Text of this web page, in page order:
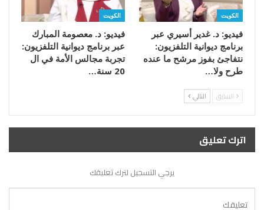
الكويت
فيديو: د. غدير أسيري عبر
برنامج ديوانية التلفزيون:
نتفاجئ بفوز مرشح ما عنده
طرح ولا…
الكويت
فيديو: د. معصومة المبارك
عبر برنامج ديوانية التلفزيون:
تجربة مجالس الأمة في ال
20 سنة…
السابق التالي
اترك تعليق
يرجي التسجيل لترك تعليقك